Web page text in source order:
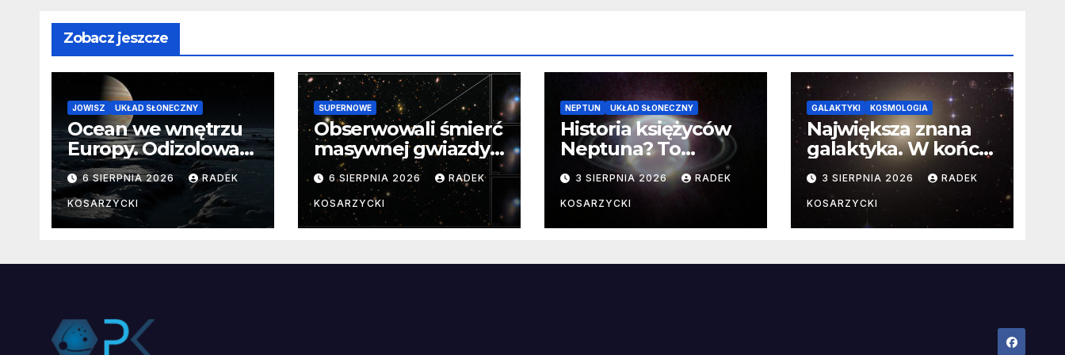
Zobacz jeszcze
JOWISZ UKŁAD SŁONECZNY
Ocean we wnętrzu
Europy. Odizolowani
przez lodową
barierę
6 SIERPNIA 2026 RADEK
KOSARZYCKI
SUPERNOWE
Obserwowali śmierć
masywnej gwiazdy
od samego
początku.
Niezwykle cenne
dane
6 SIERPNIA 2026 RADEK
KOSARZYCKI
NEPTUN UKŁAD SŁONECZNY
Historia księżyców
Neptuna? To
skomplikowane
3 SIERPNIA 2026 RADEK
KOSARZYCKI
GALAKTYKI KOSMOLOGIA
Największa znana
galaktyka. W końcu
poznaliśmy jej
faktyczne wymiary
3 SIERPNIA 2026 RADEK
KOSARZYCKI